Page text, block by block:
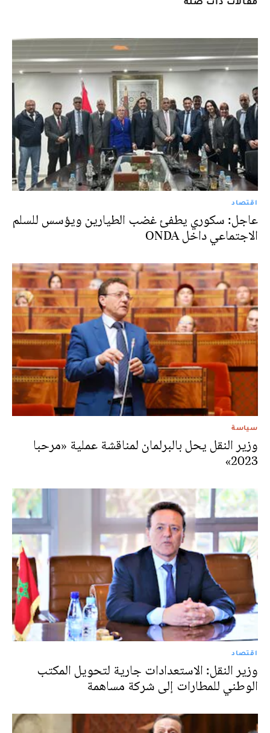
اقتصاد
عاجل: سكوري يطفئ غضب الطيارين ويؤسس للسلم
الاجتماعي داخل ONDA
سياسة
وزير النقل يحل بالبرلمان لمناقشة عملية «مرحبا
2023»
اقتصاد
وزير النقل: الاستعدادات جارية لتحويل المكتب
الوطني للمطارات إلى شركة مساهمة